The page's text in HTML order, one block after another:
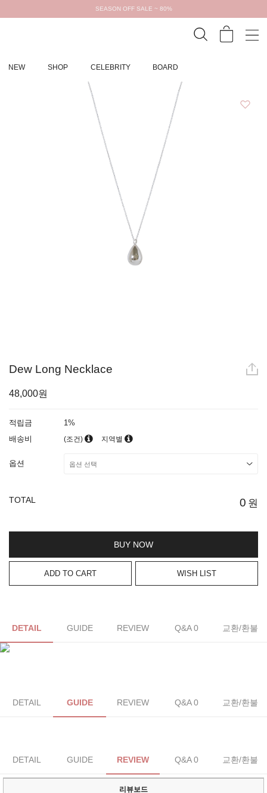
SEASON OFF SALE ~ 80%
NEW SHOP CELEBRITY BOARD
Dew Long Necklace
48,000원
적립금
1%
배송비
(조건) 지역별
옵션
TOTAL 0 원
BUY NOW
ADD TO CART WISH LIST
DETAIL GUIDE REVIEW Q&A 0 교환/환불
DETAIL GUIDE REVIEW Q&A 0 교환/환불
DETAIL GUIDE REVIEW Q&A 0 교환/환불
리뷰보드